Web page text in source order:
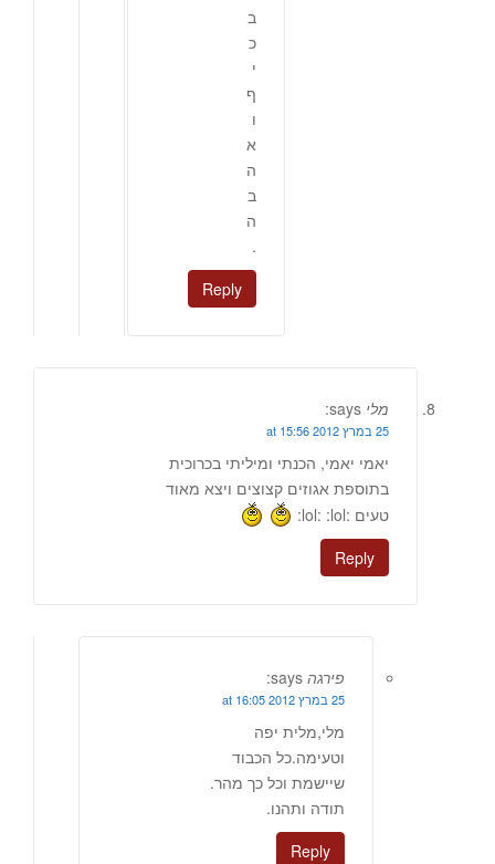
ב
כ
י
ף
ו
א
ה
ב
ה
.
Reply
מלי says:
25 במרץ 2012 at 15:56
יאמי יאמי, הכנתי ומיליתי בכרוכית
בתוספת אגוזים קצוצים ויצא מאוד
טעים :lol: :lol:
Reply
פירגה says:
25 במרץ 2012 at 16:05
מלי,מלית יפה
וטעימה.כל הכבוד
שיישמת וכל כך מהר.
תודה ותהנו.
Reply